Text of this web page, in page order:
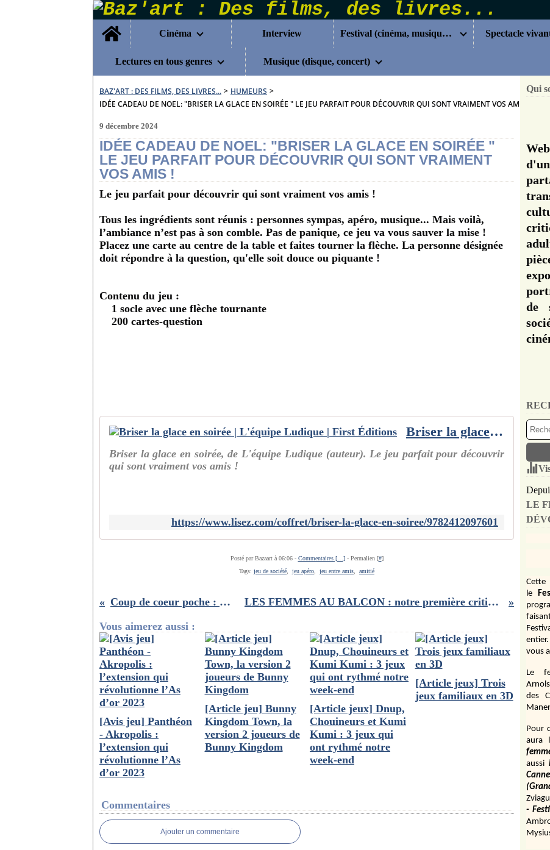
Home
Cinéma
Interview Festival (cinéma, musique...) Spectacle
Lectures en tous genres Musique (disque, concert)
BAZ'ART : DES FILMS, DES LIVRES... > HUMEURS >
IDÉE CADEAU DE NOEL: "BRISER LA GLACE EN SOIRÉE " LE JEU PARFAIT POUR DÉCOUVRIR QUI SONT VRAIMENT VOS AMIS !
9 décembre 2024
IDÉE CADEAU DE NOEL: "BRISER LA GLACE EN SOIRÉE "
LE JEU PARFAIT POUR DÉCOUVRIR QUI SONT VRAIMENT
VOS AMIS !
Le jeu parfait pour découvrir qui sont vraiment vos amis !
Tous les ingrédients sont réunis : personnes sympas, apéro, musique... Mais voilà,
l’ambiance n’est pas à son comble. Pas de panique, ce jeu va vous sauver la mise !
Placez une carte au centre de la table et faites tourner la flèche. La personne désignée
doit répondre à la question, qu'elle soit douce ou piquante !
Contenu du jeu :
​1 socle avec une flèche tournante
200 cartes-question
Briser la glace en soirée | L'équipe Ludique | First Éditions
Briser la glace en soirée, de L'équipe Ludique (auteur). Le jeu parfait pour découvrir
qui sont vraiment vos amis !
https://www.lisez.com/coffret/briser-la-glace-en-soiree/9782412097601
Posté par Bazaart à 06:06 - Commentaires [… ]- Permalien [#]
Tags: jeu de société jeu apéro jeu entre amis amitié
Coup de coeur poche : Les survivants, Alex Schulman
LES FEMMES AU BALCON : notre première critique- peu enthousiaste- du nouveau film de Noémie Merlant
Vous aimerez aussi :
[Avis jeu] Panthéon
- Akropolis :
l’extension qui
révolutionne l’As
d’or 2023
[Article jeu] Bunny
Kingdom Town, la
version 2 joueurs de
Bunny Kingdom
[Article jeux] Dnup,
Chouineurs et Kumi
Kumi : 3 jeux qui
ont rythmé notre
week-end
[Article jeux] Trois
jeux familiaux en 3D
Commentaires
Ajouter un commentaire
Qui
de
LE
le
vous
Le
Arnols
des
Pour
aura
aussi
-